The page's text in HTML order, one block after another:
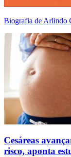
Biografia de Arlindo
Cesáreas
risco, aponta